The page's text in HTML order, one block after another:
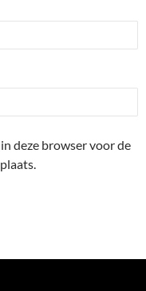
deze browser voor de